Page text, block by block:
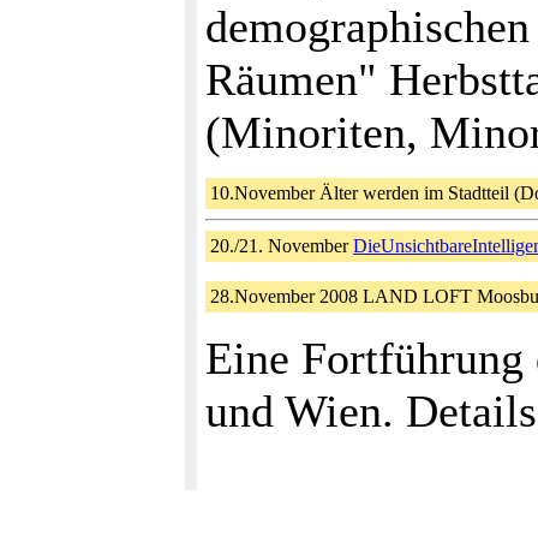
Räumen"
(Minoriten,
10.November Älter werden im Stadtteil
20./21. November
28.November 2008 LAND LOFT
Eine Fortführung
und Wien.